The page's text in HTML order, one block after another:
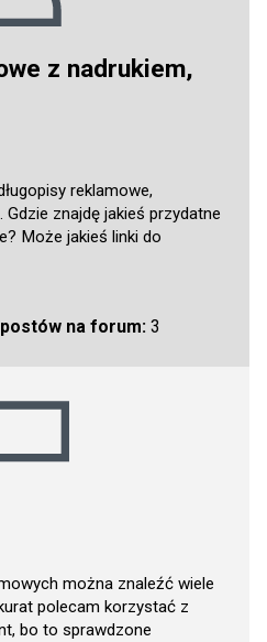
z nadrukiem,
reklamowe,
znajdę jakieś przydatne
Może jakieś linki do
postów na forum:3
można znaleźć wiele
polecam korzystać z
bo to sprawdzone